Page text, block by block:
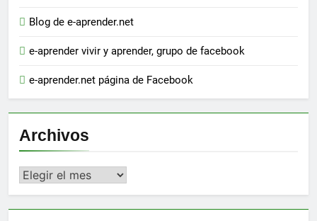
Blog de e-aprender.net
e-aprender vivir y aprender, grupo de facebook
e-aprender.net página de Facebook
Archivos
Archivos